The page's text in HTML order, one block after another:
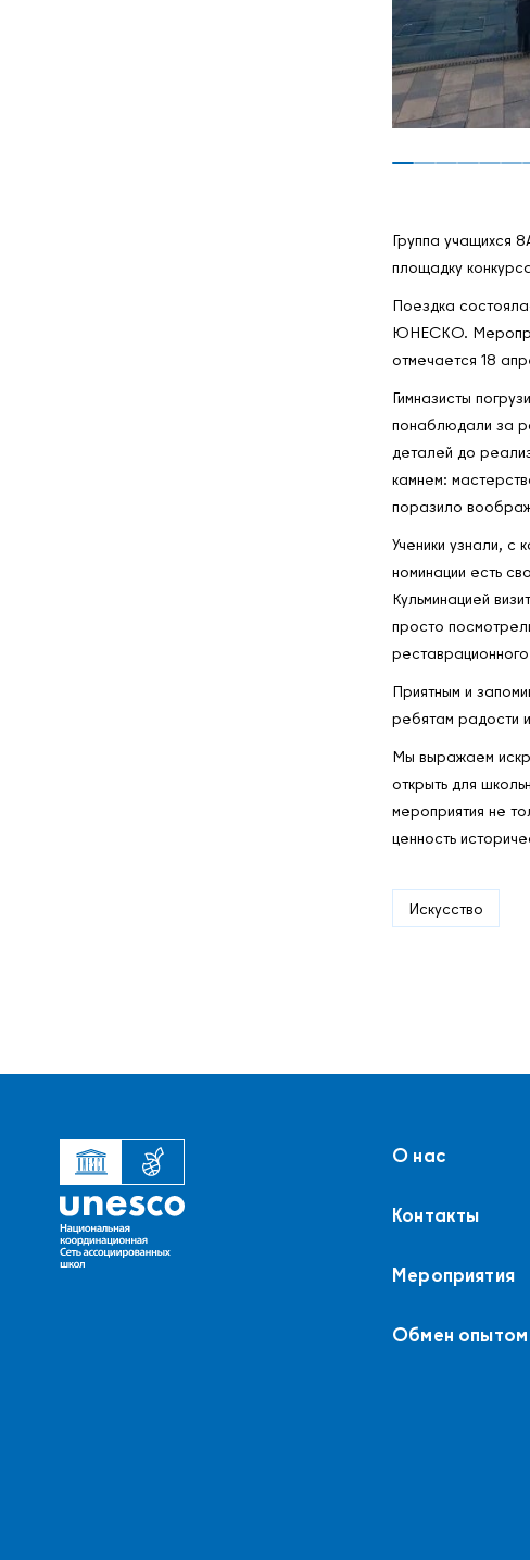
Группа учащихся
площадку
Поездка
ЮНЕСКО.
отмечается 18
Гимназисты
понаблюдали за
деталей до
камнем:
поразило
Ученики узнали, с
номинации есть
Кульминацией
просто
Приятным и
ребятам радости
Мы выражаем
открыть для
мероприятия не
ценность
Искусство
О нас
Контакты
Мероприятия
Обмен опытом